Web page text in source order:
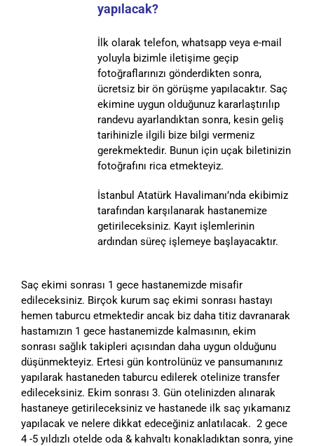
yapılacak?
İlk olarak telefon, whatsapp veya e-mail
yoluyla bizimle iletişime geçip
fotoğraflarınızı gönderdikten sonra,
ücretsiz bir ön görüşme yapılacaktır. Saç
ekimine uygun olduğunuz kararlaştırılıp
randevu ayarlandıktan sonra, kesin geliş
tarihinizle ilgili bize bilgi vermeniz
gerekmektedir. Bunun için uçak biletinizin
fotoğrafını rica etmekteyiz.
İstanbul Atatürk Havalimanı’nda ekibimiz
tarafından karşılanarak hastanemize
getirileceksiniz. Kayıt işlemlerinin
ardından süreç işlemeye başlayacaktır.
Saç ekimi sonrası 1 gece hastanemizde misafir
edileceksiniz. Birçok kurum saç ekimi sonrası hastayı
hemen taburcu etmektedir ancak biz daha titiz davranarak
hastamızın 1 gece hastanemizde kalmasının, ekim
sonrası sağlık takipleri açısından daha uygun olduğunu
düşünmekteyiz. Ertesi gün kontrolünüz ve pansumanınız
yapılarak hastaneden taburcu edilerek otelinize transfer
edileceksiniz. Ekim sonrası 3. Gün otelinizden alınarak
hastaneye getirileceksiniz ve hastanede ilk saç yıkamanız
yapılacak ve nelere dikkat edeceğiniz anlatılacak. 2 gece
4 -5 yıldızlı otelde oda & kahvaltı konakladıktan sonra, yine